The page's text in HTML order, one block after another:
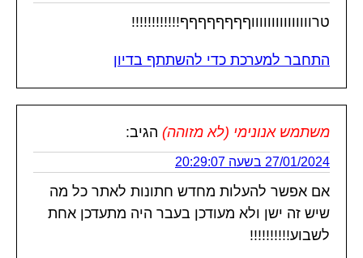
טרוווווווווווווווףףףףףףףף!!!!!!!!!!!!
התחבר למערכת כדי להשתתף בדיון
משתמש אנונימי (לא מזוהה) הגיב:
27/01/2024 בשעה 20:29:07
אם אפשר להעלות מחדש חתונות לאתר כל מה
שיש זה ישן ולא מעודכן בעבר היה מתעדכן אחת
לשבוע!!!!!!!!!!